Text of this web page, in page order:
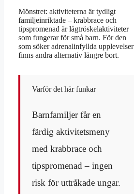
Mönstret: aktiviteterna är tydligt
familjeinriktade – krabbrace och
tipspromenad är lågtröskelaktiviteter
som fungerar för små barn. För den
som söker adrenalinfyllda upplevelser
finns andra alternativ längre bort.
Varför det här funkar
Barnfamiljer får en
färdig aktivitetsmeny
med krabbrace och
tipspromenad – ingen
risk för uttråkade ungar.